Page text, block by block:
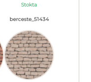
Stokta
berceste_51434